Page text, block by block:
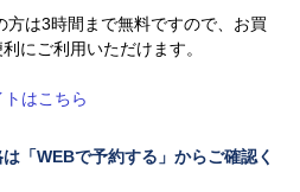
は3時間まで無料ですので、お買
にご利用いただけます。
はこちら
「WEBで予約する」からご確認く